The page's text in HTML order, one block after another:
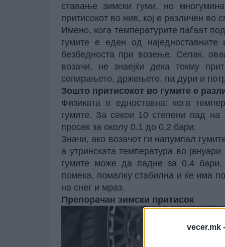
vecer.mk -
ставање зимски гуми, но
притисокот во нив, кој е различен во
Имено, кога температурите паѓаат
гумите е еден од
безбедноста при возење. Сепак,
возачи, не знаејќи дека токму
сопирањето, држењето, па дури и
Зошто притисокот во гумите е
Физиката е едноставна: кога
гумите. За секои 10 степени пад на
просек за околу 0,1 до 0,2 бари.
Значи, ако возачот ги напумпал
а утринската температура во
гумите може да падне за 0,4 бари.
помека, помалку стабилна и ќе има
на снег и мраз.
Препорачан зимски притисок